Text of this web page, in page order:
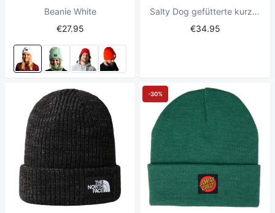
Beanie White
€27.95
Salty Dog gefütterte kurze Beanie TNF Schwarz
€34.95
-30%